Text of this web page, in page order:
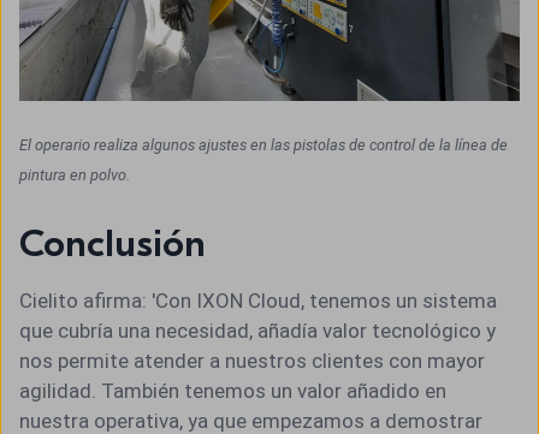
El operario realiza algunos ajustes en las pistolas de control de la línea de
pintura en polvo.
Conclusión
Cielito afirma: 'Con IXON Cloud, tenemos un sistema
que cubría una necesidad, añadía valor tecnológico y
nos permite atender a nuestros clientes con mayor
agilidad. También tenemos un valor añadido en
nuestra operativa, ya que empezamos a demostrar